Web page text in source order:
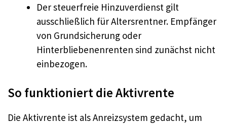
Der steuerfreie Hinzuverdienst gilt
ausschließlich für Altersrentner. Empfänger
von Grundsicherung oder
Hinterbliebenenrenten sind zunächst nicht
einbezogen.
So funktioniert die Aktivrente
Die Aktivrente ist als Anreizsystem gedacht, um